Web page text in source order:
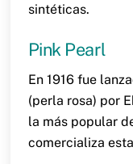
sintéticas.
Pink Pearl
En 1916 fue
(perla rosa) por
la más popular
comercializa